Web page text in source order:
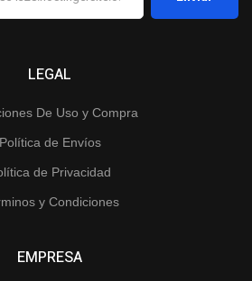
LEGAL
De Uso y Compra
Política de Envíos
de Privacidad
y Condiciones
EMPRESA